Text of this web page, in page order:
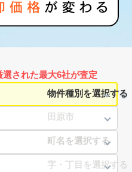
選された最大6社が査定